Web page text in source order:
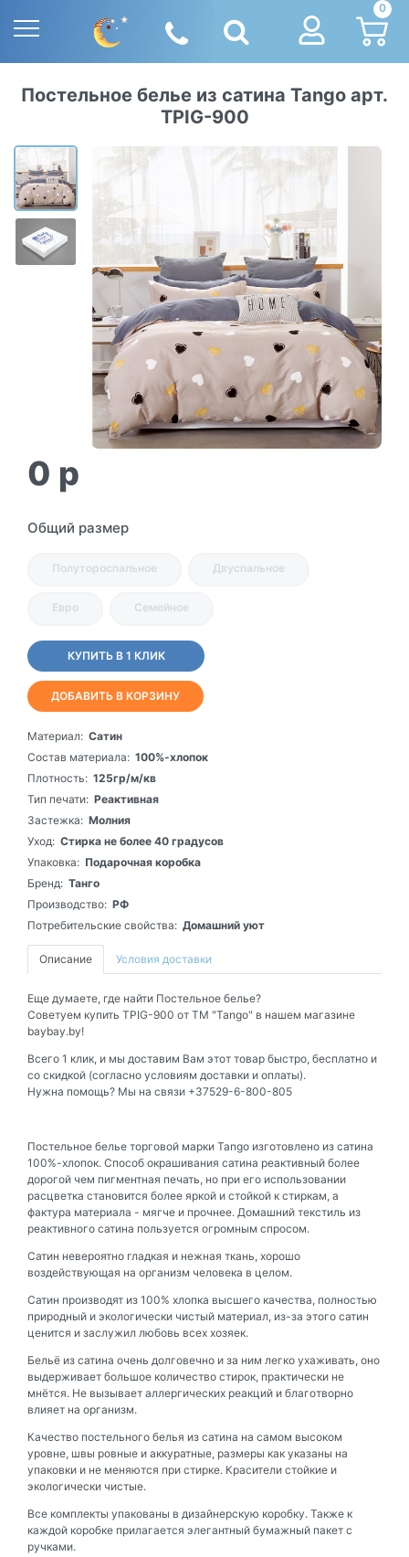
0
Постельное белье из сатина Tango арт.
TPIG-900
0 p
Общий размер
Полутороспальное Двуспальное
Евро Семейное
КУПИТЬ В 1 КЛИК
ДОБАВИТЬ В КОРЗИНУ
Материал: Сатин
Состав материала: 100%-хлопок
Плотность: 125гр/м/кв
Тип печати: Реактивная
Застежка: Молния
Уход: Стирка не более 40 градусов
Упаковка: Подарочная коробка
Бренд: Танго
Производство: РФ
Потребительские свойства: Домашний уют
Описание Условия доставки
Еще думаете, где найти Постельное белье?
Советуем купить TPIG-900 от ТМ "Tango" в нашем магазине
baybay.by!
Всего 1 клик, и мы доставим Вам этот товар быстро, бесплатно и
со скидкой (согласно условиям доставки и оплаты).
Нужна помощь? Мы на связи +37529-6-800-805
Постельное белье торговой марки Tango изготовлено из сатина
100%-хлопок. Способ окрашивания сатина реактивный более
дорогой чем пигментная печать, но при его использовании
расцветка становится более яркой и стойкой к стиркам, а
фактура материала - мягче и прочнее. Домашний текстиль из
реактивного сатина пользуется огромным спросом.
Сатин невероятно гладкая и нежная ткань, хорошо
воздействующая на организм человека в целом.
Сатин производят из 100% хлопка высшего качества, полностью
природный и экологически чистый материал, из-за этого сатин
ценится и заслужил любовь всех хозяек.
Бельё из сатина очень долговечно и за ним легко ухаживать, оно
выдерживает большое количество стирок, практически не
мнётся. Не вызывает аллергических реакций и благотворно
влияет на организм.
Качество постельного белья из сатина на самом высоком
уровне, швы ровные и аккуратные, размеры как указаны на
упаковки и не меняются при стирке. Красители стойкие и
экологически чистые.
Все комплекты упакованы в дизайнерскую коробку. Также к
каждой коробке прилагается элегантный бумажный пакет с
ручками.